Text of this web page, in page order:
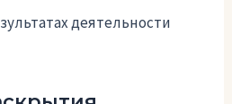
деятельности